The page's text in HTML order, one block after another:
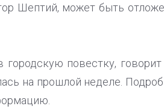
Шептий, может быть
повестку,
на прошлой неделе.